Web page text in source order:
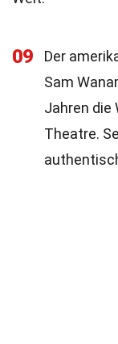
09
Der
Sam
Jahren die
Theatre.